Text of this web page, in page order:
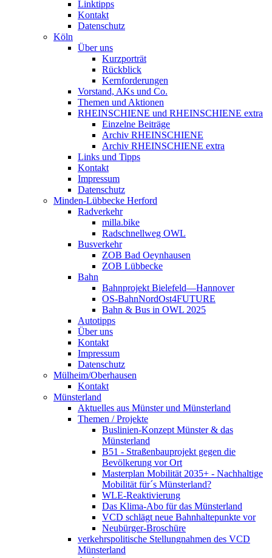
Linktipps
Kontakt
Datenschutz
Köln
Über uns
Kurzporträt
Rückblick
Kernforderungen
Vorstand, AKs und Co.
Themen und Aktionen
RHEINSCHIENE und RHEINSCHIENE extra
Einzelne Beiträge
Archiv RHEINSCHIENE
Archiv RHEINSCHIENE extra
Links und Tipps
Kontakt
Impressum
Datenschutz
Minden-Lübbecke Herford
Radverkehr
milla.bike
Radschnellweg OWL
Busverkehr
ZOB Bad Oeynhausen
ZOB Lübbecke
Bahn
Bahnprojekt Bielefeld—Hannover
OS-BahnNordOst4FUTURE
Bahn & Bus in OWL 2025
Autotipps
Über uns
Kontakt
Impressum
Datenschutz
Mülheim/Oberhausen
Kontakt
Münsterland
Aktuelles aus Münster und Münsterland
Themen / Projekte
Buslinien-Konzept Münster & das
Münsterland
B51 - Straßenbauprojekt gegen die
Bevölkerung vor Ort
Masterplan Mobilität 2035+ - Nachhaltige
Mobilität für´s Münsterland?
WLE-Reaktivierung
Das Klima-Abo für das Münsterland
VCD schlägt neue Bahnhaltepunkte vor
Neubürger-Broschüre
verkehrspolitische Stellungnahmen des VCD
Münsterland